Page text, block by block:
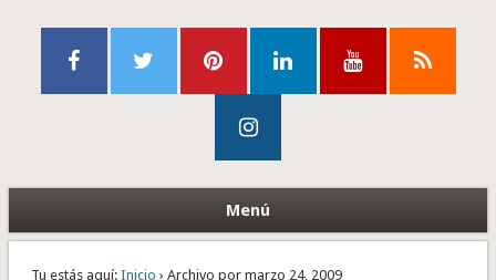
Menú
Tu estás aquí: Inicio › Archivo por marzo 24, 2009